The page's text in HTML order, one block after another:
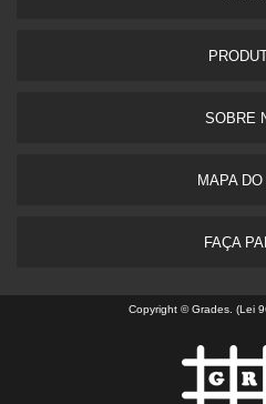
SOBRE
MAPA
FAÇA
Copyright © Grades. (Lei